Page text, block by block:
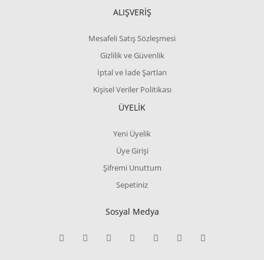
ALIŞVERİŞ
Mesafeli Satış Sözleşmesi
Gizlilik ve Güvenlik
İptal ve İade Şartları
Kişisel Veriler Politikası
ÜYELİK
Yeni Üyelik
Üye Girişi
Şifremi Unuttum
Sepetiniz
Sosyal Medya